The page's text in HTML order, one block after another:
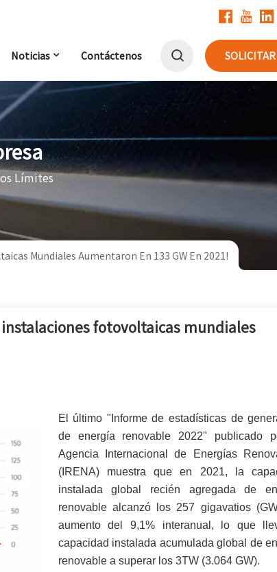
Noticias Contáctenos
Límites
Mundiales Aumentaron En 133 GW En 2021!
fotovoltaicas mundiales
El último "Informe de estadísticas de
de energía renovable 2022" publicado
Agencia Internacional de Energías
(IRENA) muestra que en 2021, la
instalada global recién agregada de
renovable alcanzó los 257 gigavatios
aumento del 9,1% interanual, lo que
capacidad instalada acumulada global de
renovable a superar los 3TW (3.064 GW).